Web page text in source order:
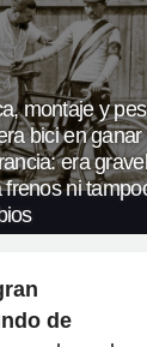
montaje y
bici en ganar
era
frenos ni
de